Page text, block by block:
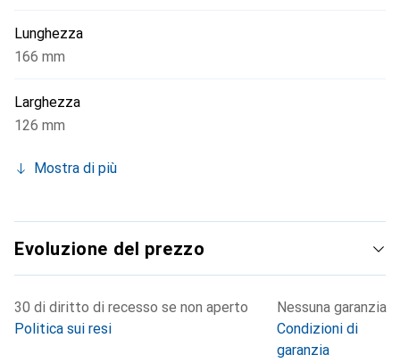
Lunghezza
166 mm
Larghezza
126 mm
Mostra di più
Evoluzione del prezzo
30 di diritto di recesso se non aperto
Politica sui resi
Nessuna garanzia
Condizioni di
garanzia